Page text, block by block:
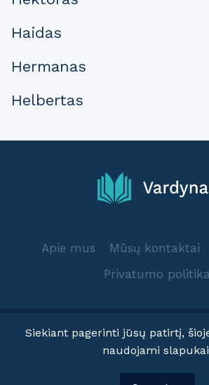
Haidas
Hermanas
Helbertas
Apie mus Mūsų kontaktai
Privatumo politika
© 2025 Vardynas.info
Siekiant pagerinti jūsų patirtį,
naudojami